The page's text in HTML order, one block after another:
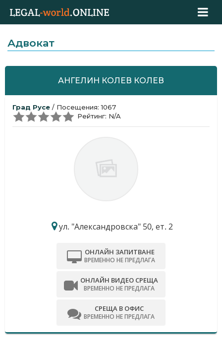
Адвокат
АНГЕЛИН КОЛЕВ КОЛЕВ
Град Русе / Посещения: 1067
Рейтинг: N/A
ул. "Александровска" 50, ет. 2
ОНЛАЙН ЗАПИТВАНЕ
ВРЕМЕННО НЕ ПРЕДЛАГА
ОНЛАЙН ВИДЕО СРЕЩА
ВРЕМЕННО НЕ ПРЕДЛАГА
СРЕЩА В ОФИС
ВРЕМЕННО НЕ ПРЕДЛАГА